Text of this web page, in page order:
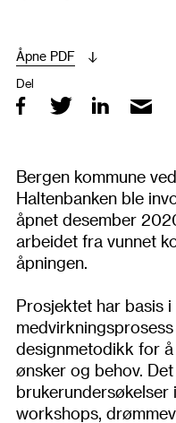
Åpne PDF
Del
Bergen kommune
Haltenbanken ble
åpnet desember
arbeidet fra vunnet
åpningen.
Prosjektet har basis
designmetodikk for
ønsker og behov.
brukerundersøkelser
workshops,